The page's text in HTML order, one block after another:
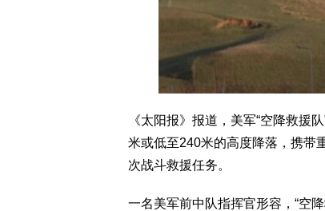
《太阳报》报道，美军“空降救援
米或低至240米的高度降落，携带
次战斗救援任务。
一名美军前中队指挥官形容，“空